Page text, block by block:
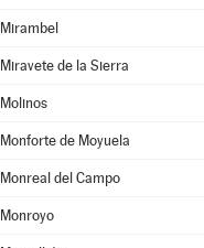
Mirambel
Miravete de la Sierra
Molinos
Monforte de Moyuela
Monreal del Campo
Monroyo